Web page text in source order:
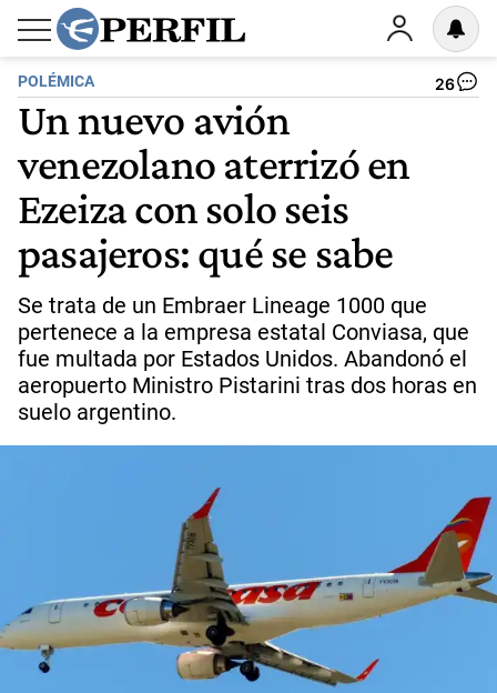
POLÉMICA 26
Un nuevo avión
venezolano aterrizó en
Ezeiza con solo seis
pasajeros: qué se sabe
Se trata de un Embraer Lineage 1000 que
pertenece a la empresa estatal Conviasa, que
fue multada por Estados Unidos. Abandonó el
aeropuerto Ministro Pistarini tras dos horas en
suelo argentino.